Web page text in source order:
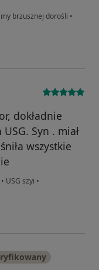
brzusznej dorośli •
dokładnie
Syn . miał
wszystkie
• USG szyi •